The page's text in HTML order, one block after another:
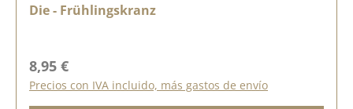
Die - Frühlingskranz
Precio normal:
8,95 €
Precios con IVA incluido, más gastos de envío